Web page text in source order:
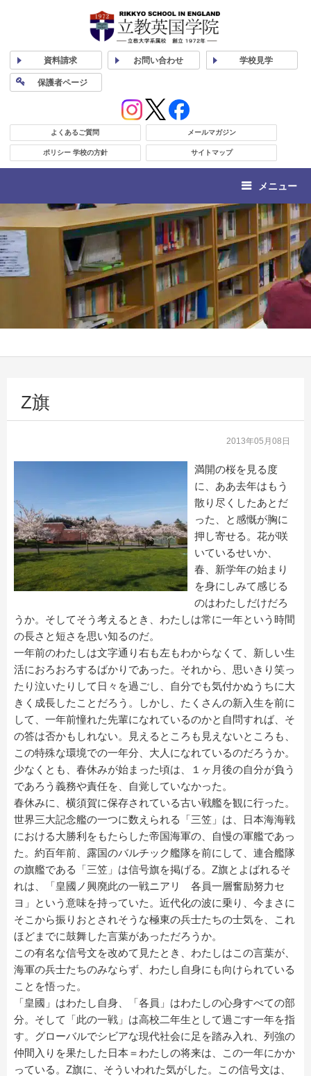
資料請求 お問い合わせ 学校見学
保護者ページ
よくあるご質問 メールマガジン
ポリシー 学校の方針 サイトマップ
メニュー
Z旗
2013年05月08日
満開の桜を見る度
に、ああ去年はもう
散り尽くしたあとだ
った、と感慨が胸に
押し寄せる。花が咲
いているせいか、
春、新学年の始まり
を身にしみて感じる
のはわたしだけだろ
うか。そしてそう考えるとき、わたしは常に一年という時間
の長さと短さを思い知るのだ。
一年前のわたしは文字通り右も左もわからなくて、新しい生
活におろおろするばかりであった。それから、思いきり笑っ
たり泣いたりして日々を過ごし、自分でも気付かぬうちに大
きく成長したことだろう。しかし、たくさんの新入生を前に
して、一年前憧れた先輩になれているのかと自問すれば、そ
の答は否かもしれない。見えるところも見えないところも、
この特殊な環境での一年分、大人になれているのだろうか。
少なくとも、春休みが始まった頃は、１ヶ月後の自分が負う
であろう義務や責任を、自覚していなかった。
春休みに、横須賀に保存されている古い戦艦を観に行った。
世界三大記念艦の一つに数えられる「三笠」は、日本海海戦
における大勝利をもたらした帝国海軍の、自慢の軍艦であっ
た。約百年前、露国のバルチック艦隊を前にして、連合艦隊
の旗艦である「三笠」は信号旗を掲げる。Z旗とよばれるそ
れは、「皇國ノ興廃此の一戦ニアリ 各員一層奮励努力セ
ヨ」という意味を持っていた。近代化の波に乗り、今まさに
そこから振りおとされそうな極東の兵士たちの士気を、これ
ほどまでに鼓舞した言葉があっただろうか。
この有名な信号文を改めて見たとき、わたしはこの言葉が、
海軍の兵士たちのみならず、わたし自身にも向けられている
ことを悟った。
「皇國」はわたし自身、「各員」はわたしの心身すべての部
分。そして「此の一戦」は高校二年生として過ごす一年を指
す。グローバルでシビアな現代社会に足を踏み入れ、列強の
仲間入りを果たした日本＝わたしの将来は、この一年にかか
っている。Z旗に、そういわれた気がした。この信号文は、